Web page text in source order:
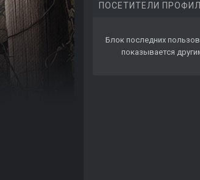
ПОСЕТИТЕЛИ
Блок последних
показывается